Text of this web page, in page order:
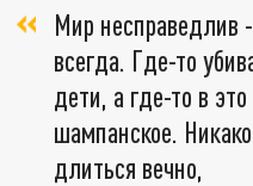
Мир несправедлив
всегда. Где-то
дети, а где-то в
шампанское.
длиться вечно,